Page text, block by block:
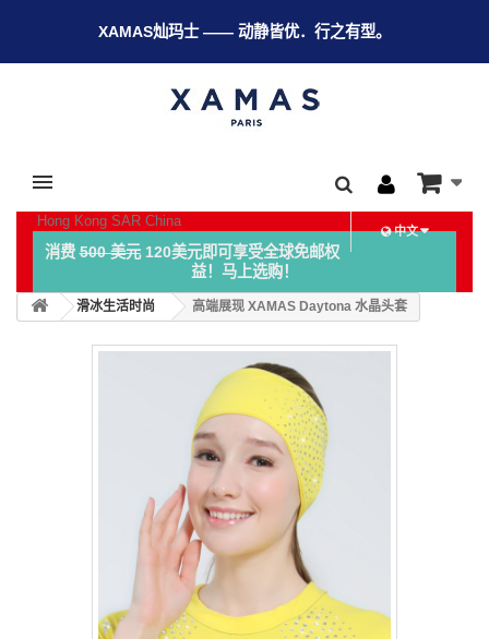
XAMAS灿玛士 —— 动静皆优．行之有型。
Hong Kong SAR China
中文
消费500 美元120美元即可享受全球免邮权
益！马上选购！
滑冰生活时尚 高端展现 XAMAS Daytona 水晶头套